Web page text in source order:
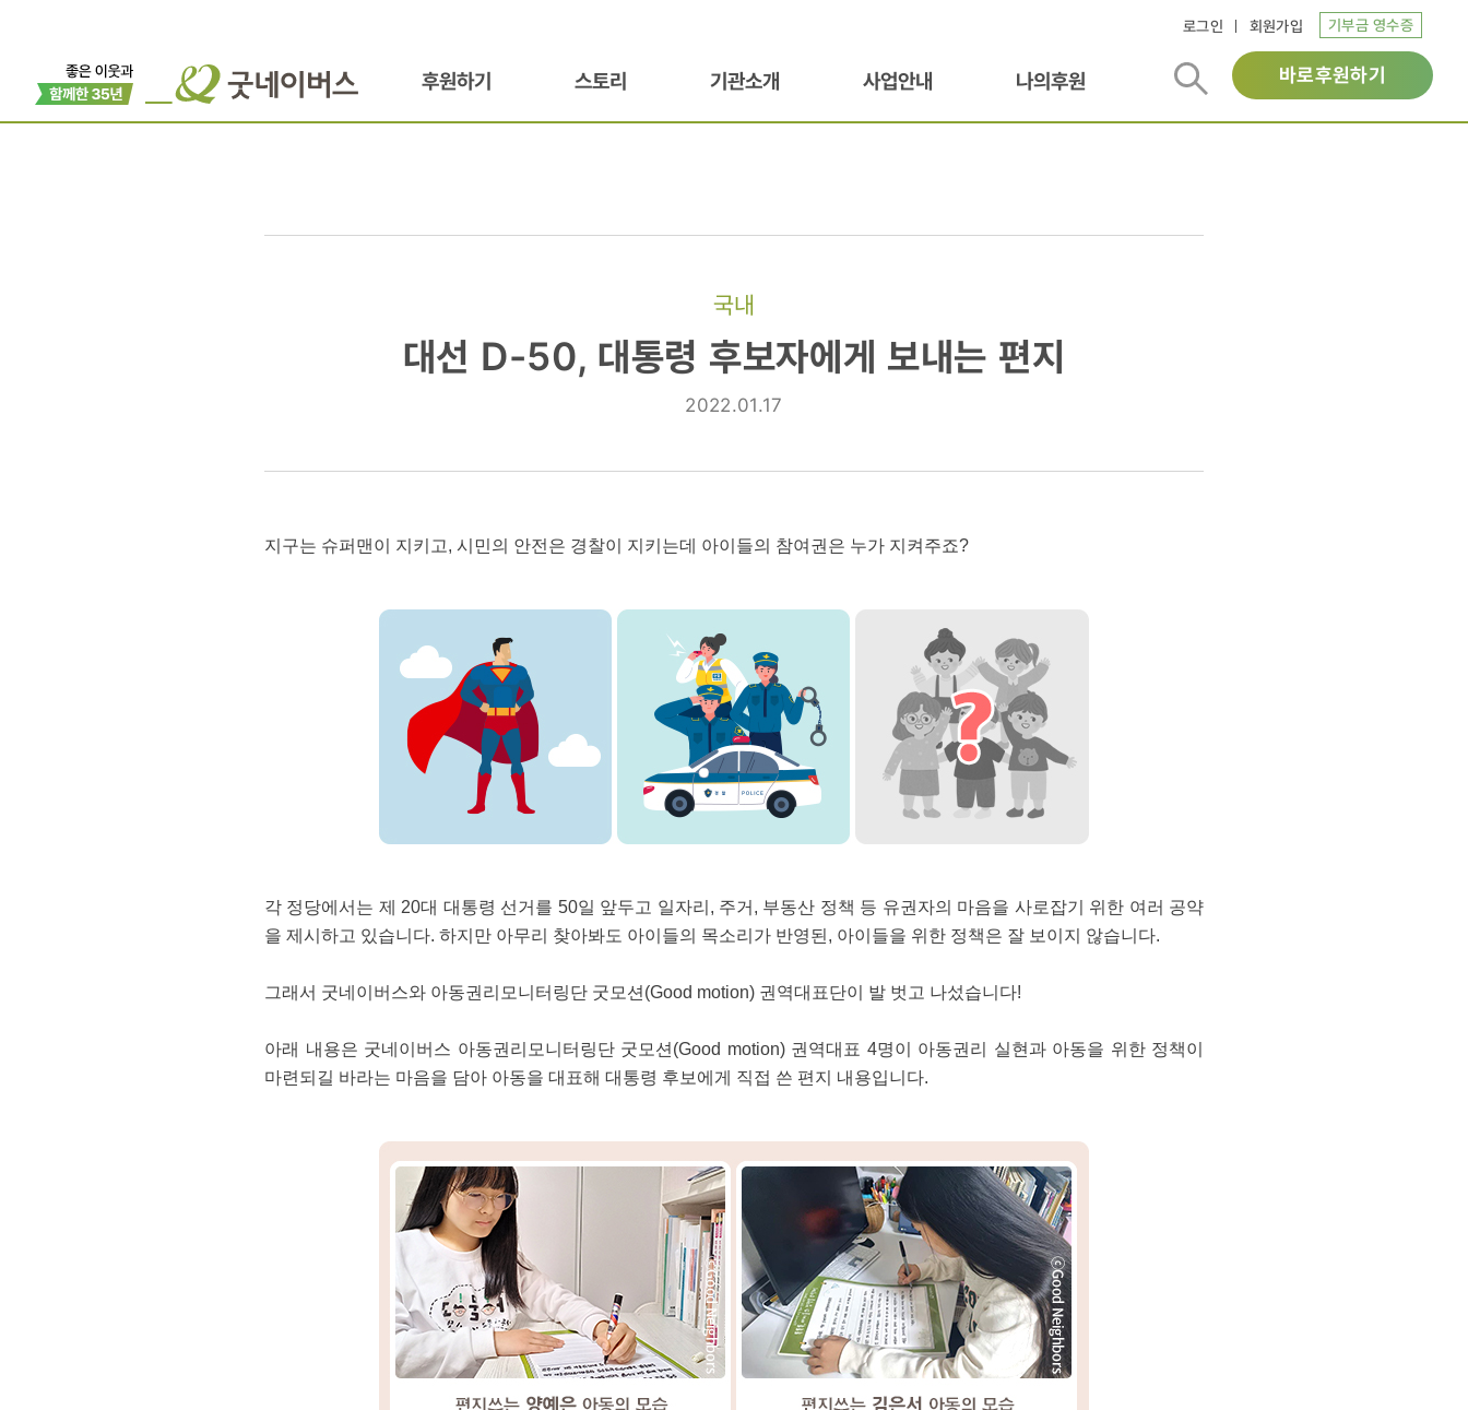
로그인 회원가입 기부금 영수증
후원하기 스토리 기관소개 사업안내 나의후원 바로후원하기
국내
50,
후보자에게
보내는
대선 D-50, 대통령 후보자에게 보내는 편지
2022.01.17
지구는 슈퍼맨이 지키고, 시민의 안전은 경찰이 지키는데 아이들의 참여권은 누가 지켜주죠?
각 정당에서는 제 20대 대통령 선거를 50일 앞두고 일자리, 주거, 부동산 정책 등 유권자의 마음을 사로잡기 위한 여러 공약
을 제시하고 있습니다. 하지만 아무리 찾아봐도 아이들의 목소리가 반영된, 아이들을 위한 정책은 잘 보이지 않습니다.
그래서 굿네이버스와 아동권리모니터링단 굿모션(Good motion) 권역대표단이 발 벗고 나섰습니다!
아래 내용은 굿네이버스 아동권리모니터링단 굿모션(Good motion) 권역대표 4명이 아동권리 실현과 아동을 위한 정책이
마련되길 바라는 마음을 담아 아동을 대표해 대통령 후보에게 직접 쓴 편지 내용입니다.